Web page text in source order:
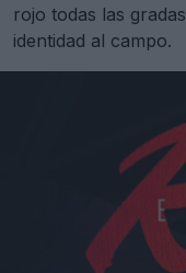
rojo todas las
identidad al campo.